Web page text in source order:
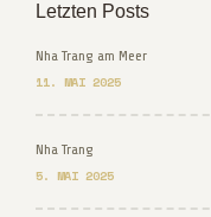
Letzten Posts
Nha Trang am Meer
11. MAI 2025
Nha Trang
5. MAI 2025